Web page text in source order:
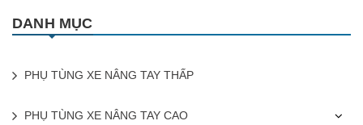
DANH MỤC
PHỤ TÙNG XE NÂNG TAY THẤP
PHỤ TÙNG XE NÂNG TAY CAO